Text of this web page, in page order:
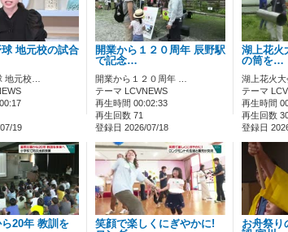
地元校の試合
地元校…
19
開業から１２０周年 辰野駅
で記念…
開業から１２０周年 …
テーマ LCVNEWS
再生時間 00:02:33
再生回数 71
登録日 2026/07/18
湖上花火
の筒を…
湖上花火
テーマ
再生時間
再生回数
登録日
20年 教訓を
笑顔で楽しくにぎやかに!
お舟祭り